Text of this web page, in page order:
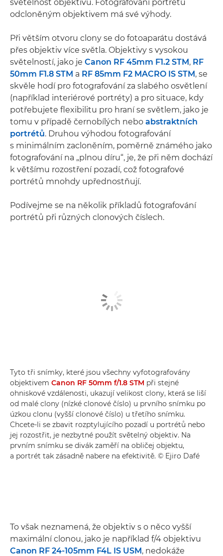
světelnost objektivu. Fotografování portrétů
odcloněným objektivem má své výhody.
Při větším otvoru clony se do fotoaparátu dostává
přes objektiv více světla. Objektivy s vysokou
světelností, jako je Canon RF 45mm F1.2 STM, RF
50mm F1.8 STM a RF 85mm F2 MACRO IS STM, se
skvěle hodí pro fotografování za slabého osvětlení
(například interiérové portréty) a pro situace, kdy
potřebujete flexibilitu pro hraní se světlem, jako je
tomu v případě černobílých nebo abstraktních
portrétů. Druhou výhodou fotografování
s minimálním zacloněním, poměrně známého jako
fotografování na „plnou díru“, je, že při něm dochází
k většímu rozostření pozadí, což fotografové
portrétů mnohdy upřednostňují.
Podívejme se na několik příkladů fotografování
portrétů při různých clonových číslech.
Tyto tři snímky, které jsou všechny vyfotografovány
objektivem Canon RF 50mm f/1.8 STM při stejné
ohniskové vzdálenosti, ukazují velikost clony, která se liší
od malé clony (nízké clonové číslo) u prvního snímku po
úzkou clonu (vyšší clonové číslo) u třetího snímku.
Chcete-li se zbavit rozptylujícího pozadí u portrétů nebo
jej rozostřit, je nezbytné použít světelný objektiv. Na
prvním snímku se divák zaměří na obličej objektu,
a portrét tak zásadně nabere na efektivitě. © Ejiro Dafé
To však neznamená, že objektiv s o něco vyšší
maximální clonou, jako je například f/4 objektivu
Canon RF 24-105mm F4L IS USM, nedokáže